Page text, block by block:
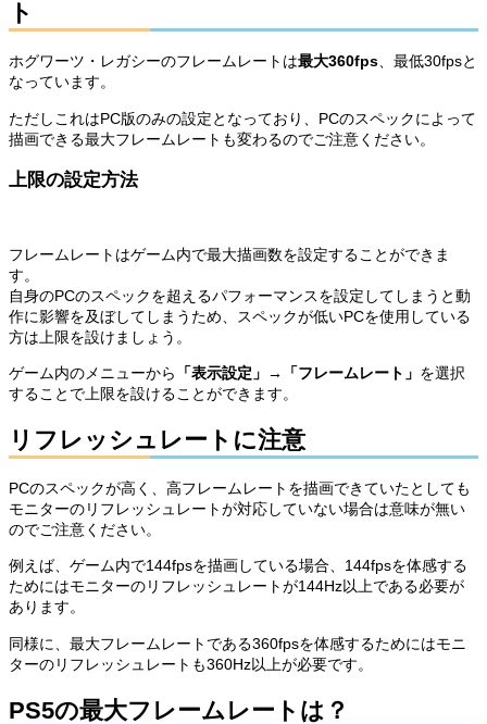
ト
ホグワーツ・レガシーのフレームレートは最大360fps 、最低30fpsと
なっています。
ただしこれはPC版のみの設定となっており、PCのスペックによって
描画できる最大フレームレートも変わるのでご注意ください。
上限の設定方法
フレームレートはゲーム内で最大描画数を設定することができま
す。
自身のPCのスペックを超えるパフォーマンスを設定してしまうと動
作に影響を及ぼしてしまうため、スペックが低いPCを使用している
方は上限を設けましょう。
ゲーム内のメニューから 「表示設定」→「フレームレート」 を選択
することで上限を設けることができます。
リフレッシュレートに注意
PCのスペックが高く、高フレームレートを描画できていたとしても
モニターのリフレッシュレートが対応していない場合は意味が無い
のでご注意ください。
例えば、ゲーム内で144fpsを描画している場合、144fpsを体感する
ためにはモニターのリフレッシュレートが144Hz以上である必要が
あります。
同様に、最大フレームレートである360fpsを体感するためにはモニ
ターのリフレッシュレートも360Hz以上が必要です。
PS5の最大フレームレートは？